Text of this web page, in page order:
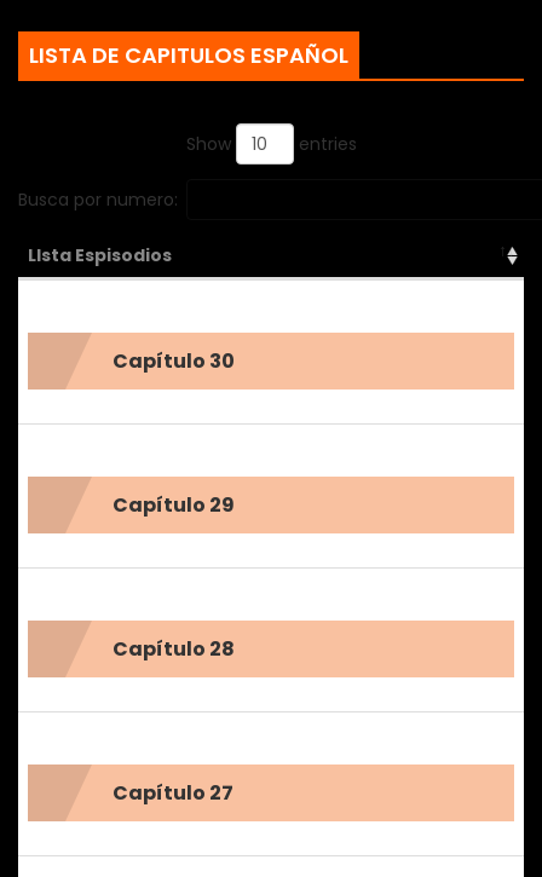
LISTA DE CAPITULOS ESPAÑOL
Show entries
Busca por numero:
LIsta Espisodios
Capítulo 30
Capítulo 29
Capítulo 28
Capítulo 27